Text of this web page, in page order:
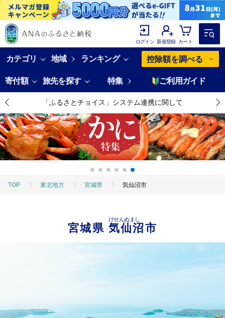
ログイン 新規登録 カート
カテゴリ 地域 ランキング 控除額を調べる
寄付額 旅先を探す 特集 ご利用ガイド
「ふるさとチョイス」システム連携に関して
TOP 東北地方 宮城県 気仙沼市
宮城県 気仙沼市
けせんぬまし